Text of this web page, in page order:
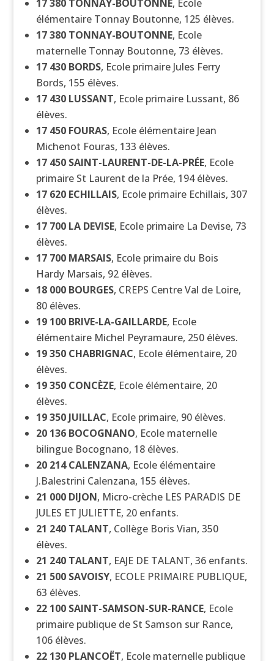
17 380 TONNAY-BOUTONNE, Ecole
élémentaire Tonnay Boutonne, 125 élèves.
17 380 TONNAY-BOUTONNE, Ecole
maternelle Tonnay Boutonne, 73 élèves.
17 430 BORDS, Ecole primaire Jules Ferry
Bords, 155 élèves.
17 430 LUSSANT, Ecole primaire Lussant, 86
élèves.
17 450 FOURAS, Ecole élémentaire Jean
Michenot Fouras, 133 élèves.
17 450 SAINT-LAURENT-DE-LA-PRÉE, Ecole
primaire St Laurent de la Prée, 194 élèves.
17 620 ECHILLAIS, Ecole primaire Echillais, 307
élèves.
17 700 LA DEVISE, Ecole primaire La Devise, 73
élèves.
17 700 MARSAIS, Ecole primaire du Bois
Hardy Marsais, 92 élèves.
18 000 BOURGES, CREPS Centre Val de Loire,
80 élèves.
19 100 BRIVE-LA-GAILLARDE, Ecole
élémentaire Michel Peyramaure, 250 élèves.
19 350 CHABRIGNAC, Ecole élémentaire, 20
élèves.
19 350 CONCÈZE, Ecole élémentaire, 20
élèves.
19 350 JUILLAC, Ecole primaire, 90 élèves.
20 136 BOCOGNANO, Ecole maternelle
bilingue Bocognano, 18 élèves.
20 214CALENZANA, Ecole élémentaire
J.Balestrini Calenzana, 155 élèves.
21 000 DIJON, Micro-crèche LES PARADIS DE
JULES ET JULIETTE, 20 enfants.
21 240 TALANT, Collège Boris Vian, 350
élèves.
21 240 TALANT, EAJE DE TALANT, 36 enfants.
21 500 SAVOISY, ECOLE PRIMAIRE PUBLIQUE,
63 élèves.
22 100 SAINT-SAMSON-SUR-RANCE, Ecole
primaire publique de St Samson sur Rance,
106 élèves.
22 130 PLANCOËT, Ecole maternelle publique